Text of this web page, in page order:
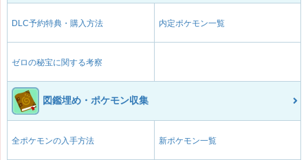
DLC予約特典・購入方法 内定ポケモン一覧
ゼロの秘宝に関する考察
図鑑埋め・ポケモン収集
全ポケモンの入手方法 新ポケモン一覧